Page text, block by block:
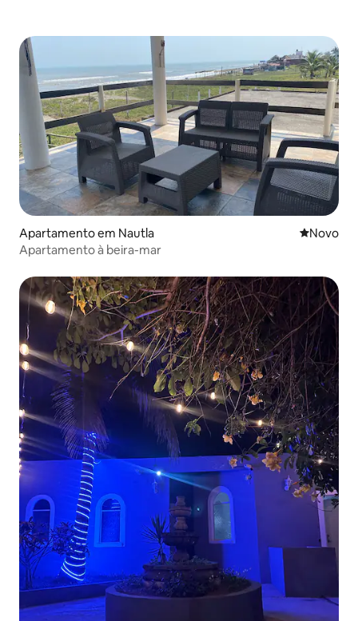
Apartamento em Nautla Novo
Novo
Apartamento à beira-mar